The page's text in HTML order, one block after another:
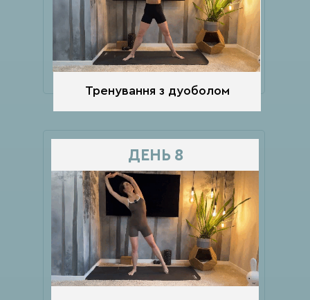
ДЕНЬ 8
Тренування з дуоболом